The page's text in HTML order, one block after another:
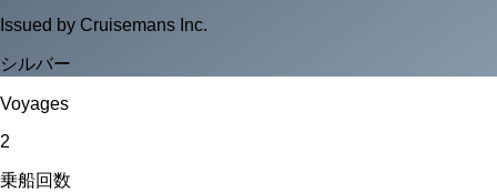
Issued by Cruisemans Inc.
シルバー
Voyages
2
乗船回数